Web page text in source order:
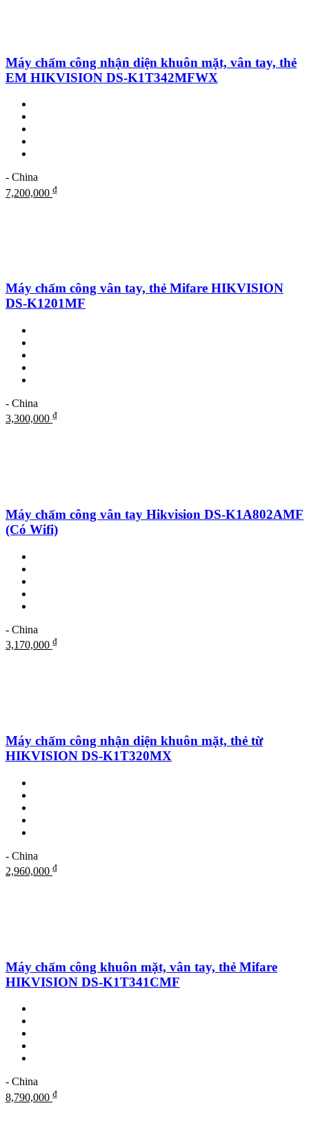
Máy chấm công nhận diện khuôn mặt, vân tay, thẻ
EM HIKVISION DS-K1T342MFWX
- China
7,200,000 ₫
Máy chấm công vân tay, thẻ Mifare HIKVISION
DS-K1201MF
- China
3,300,000 ₫
Máy chấm công vân tay Hikvision DS-K1A802AMF
(Có Wifi)
- China
3,170,000 ₫
Máy chấm công nhận diện khuôn mặt, thẻ từ
HIKVISION DS-K1T320MX
- China
2,960,000 ₫
Máy chấm công khuôn mặt, vân tay, thẻ Mifare
HIKVISION DS-K1T341CMF
- China
8,790,000 ₫